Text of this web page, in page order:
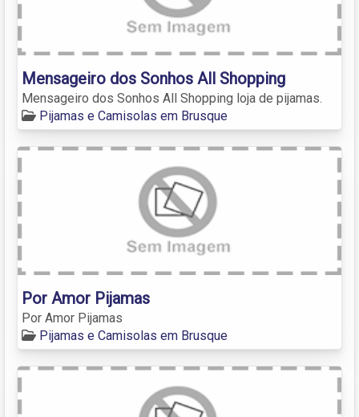
Mensageiro dos Sonhos All Shopping
Mensageiro dos Sonhos All Shopping loja de pijamas.
Pijamas e Camisolas em Brusque
Por Amor Pijamas
Por Amor Pijamas
Pijamas e Camisolas em Brusque